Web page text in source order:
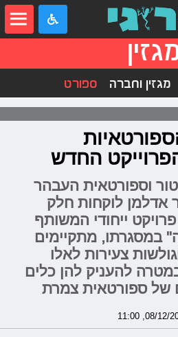
מגזין וחברה ספורט
החדש
וספורטאית העבהר
אדלמן לוקחות חלק
ייחודי המשותף
במסגרתו, מתקיימים
צעירות לאלו
להעניק להן כלים
של ספורטאית צמרת